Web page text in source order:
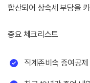
합산되어 상속세 부담을
중요 체크리스트
직계존비속 증여공